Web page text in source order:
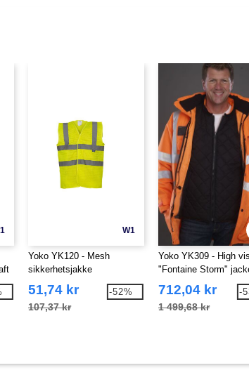
W1
Yoko YK120 - Mesh
sikkerhetsjakke
51,74 kr
107,37 kr
-52%
Yoko YK309 - High
"Fontaine Storm"
712,04 kr
1 499,68 kr
-